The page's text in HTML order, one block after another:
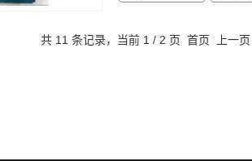
共 11 条记录，当前 1 / 2 页 首页 上一页